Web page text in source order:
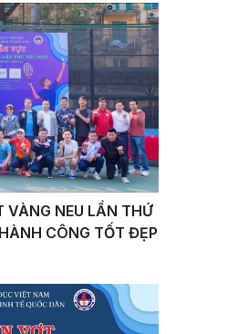
VÀNG NEU LẦN THỨ
CÔNG TỐT ĐẸP